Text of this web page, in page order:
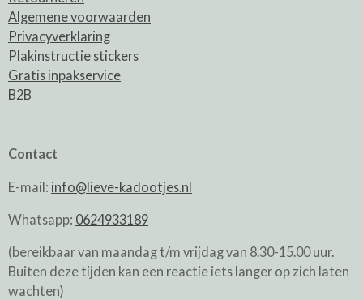
Algemene voorwaarden
Privacyverklaring
Plakinstructie stickers
Gratis inpakservice
B2B
Contact
E-mail: info@lieve-kadootjes.nl
Whatsapp: 0624933189
(bereikbaar van maandag t/m vrijdag van 8.30-15.00 uur.
Buiten deze tijden kan een reactie iets langer op zich laten
wachten)